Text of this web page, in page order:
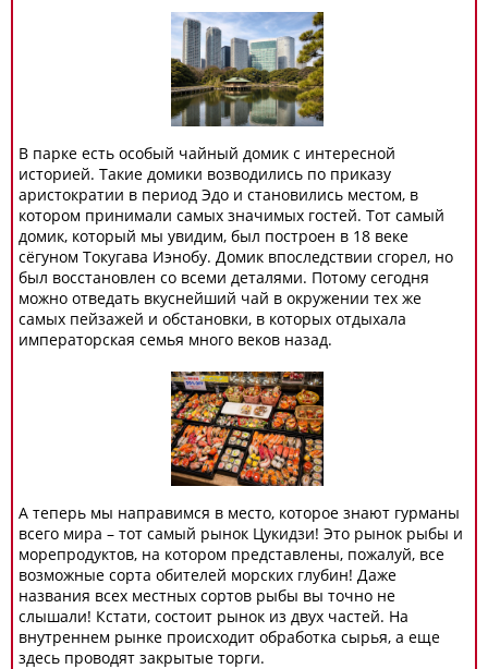
В парке есть особый чайный домик с интересной
историей. Такие домики возводились по приказу
аристократии в период Эдо и становились местом, в
котором принимали самых значимых гостей. Тот самый
домик, который мы увидим, был построен в 18 веке
сёгуном Токугава Иэнобу. Домик впоследствии сгорел, но
был восстановлен со всеми деталями. Потому сегодня
можно отведать вкуснейший чай в окружении тех же
самых пейзажей и обстановки, в которых отдыхала
императорская семья много веков назад.
А теперь мы направимся в место, которое знают гурманы
всего мира – тот самый рынок Цукидзи! Это рынок рыбы и
морепродуктов, на котором представлены, пожалуй, все
возможные сорта обителей морских глубин! Даже
названия всех местных сортов рыбы вы точно не
слышали! Кстати, состоит рынок из двух частей. На
внутреннем рынке происходит обработка сырья, а еще
здесь проводят закрытые торги.